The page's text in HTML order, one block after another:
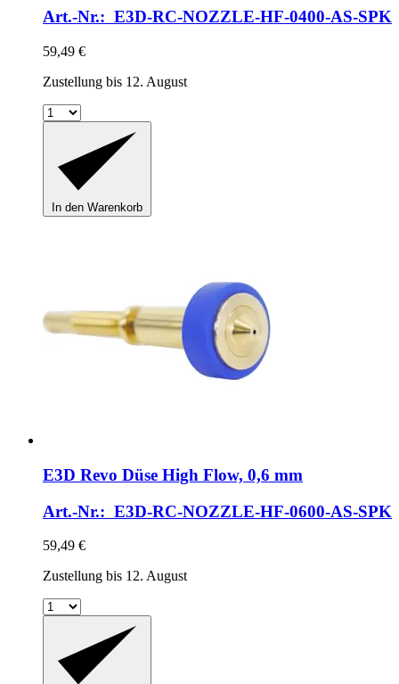
Art.-Nr.: E3D-RC-NOZZLE-HF-0400-AS-SPK
59,49 €
Zustellung bis 12. August
In den Warenkorb
E3D Revo Düse High Flow, 0,6 mm
Art.-Nr.: E3D-RC-NOZZLE-HF-0600-AS-SPK
59,49 €
Zustellung bis 12. August